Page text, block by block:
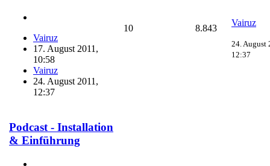
Vairuz
17. August 2011,
10:58
Vairuz
24. August 2011,
12:37
10 8.843
Vairuz
24. August
12:37
Podcast - Installation
& Einführung